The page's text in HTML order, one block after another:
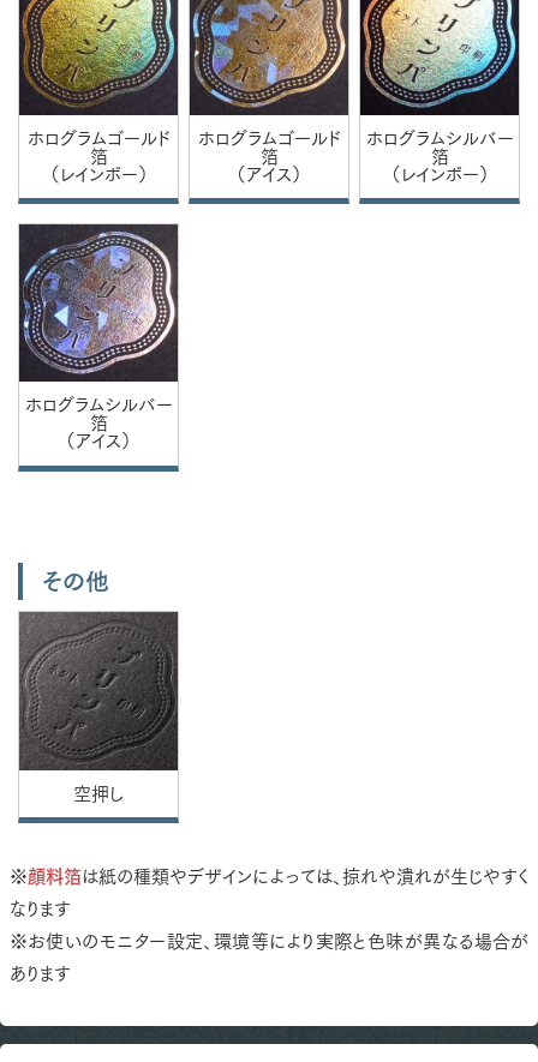
ホログラムゴールド
箔
（レインボー）
ホログラムゴールド
箔
（アイス）
ホログラムシルバー
箔
（レインボー）
ホログラムシルバー
箔
（アイス）
その他
空押し
※顔料箔は紙の種類やデザインによっては、掠れや潰れが生じやすく
なります
※お使いのモニター設定、環境等により実際と色味が異なる場合が
あります